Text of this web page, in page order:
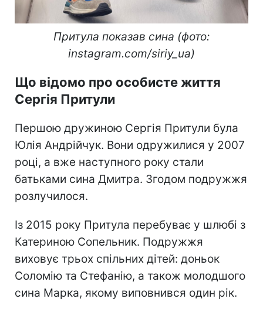
Притула показав сина (фото:
instagram.com/siriy_ua)
Що відомо про особисте життя
Сергія Притули
Першою дружиною Сергія Притули була
Юлія Андрійчук. Вони одружилися у 2007
році, а вже наступного року стали
батьками сина Дмитра. Згодом подружжя
розлучилося.
Із 2015 року Притула перебуває у шлюбі з
Катериною Сопельник. Подружжя
виховує трьох спільних дітей: доньок
Соломію та Стефанію, а також молодшого
сина Марка, якому виповнився один рік.